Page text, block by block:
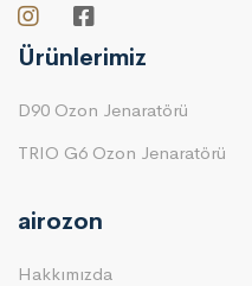
Ürünlerimiz
D90 Ozon Jenaratörü
TRIO G6 Ozon Jenaratörü
airozon
Hakkımızda